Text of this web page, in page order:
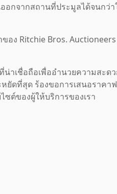
กจากสถานที่ประมูลได้จนกว่า
อง Ritchie Bros.
น่าเชื่อถือเพื่ออำนวยความสะด
ดที่สุด ร้องขอการเสนอราคา
ซต์ของผู้ให้บริการของเรา